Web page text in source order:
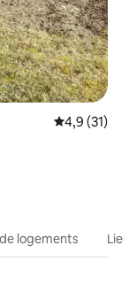
Évaluation
4,9 (31)
logements